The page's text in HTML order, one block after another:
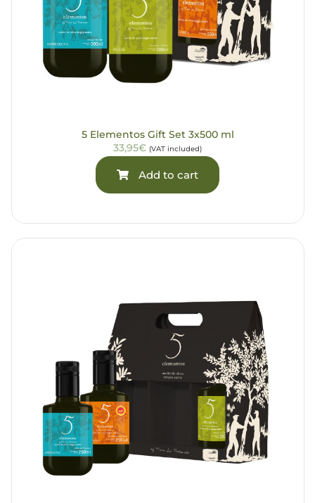
5 Elementos Gift Set 3x500 ml
33,95€ (VAT included)
Add to cart